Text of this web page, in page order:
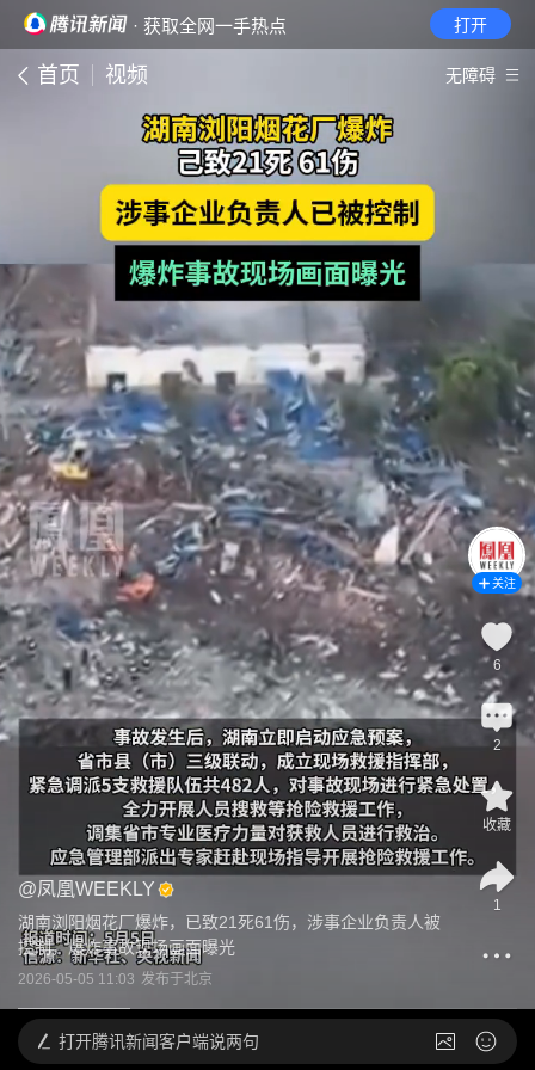
· 获取全网一手热点 打开
首页 视频 无障碍
@凤凰WEEKLY
湖南浏阳烟花厂爆炸，已致21死61伤，涉事企业负责人被
控制，爆炸事故现场画面曝光
2026-05-05 11:03 发布于北京
关注
6
2
收藏
1
打开腾讯新闻客户端说两句